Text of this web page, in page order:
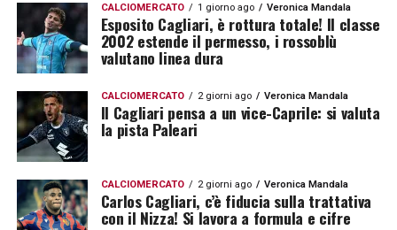
CALCIOMERCATO 1 giorno ago Veronica Mandala
Esposito Cagliari, è rottura totale! Il classe
2002 estende il permesso, i rossoblù
valutano linea dura
CALCIOMERCATO 2 giorni ago Veronica Mandala
Il Cagliari pensa a un vice-Caprile: si valuta
la pista Paleari
CALCIOMERCATO 2 giorni ago Veronica Mandala
Carlos Cagliari, c’è fiducia sulla trattativa
con il Nizza! Si lavora a formula e cifre